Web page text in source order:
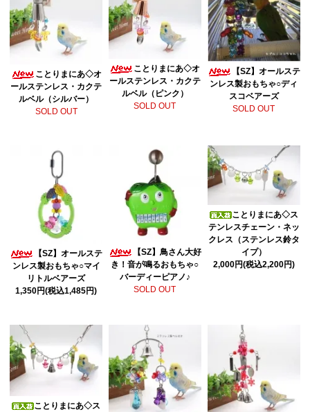
ことりまにあ◇オ
ールステンレス・カクテ
ルベル（シルバー）
SOLD OUT
ことりまにあ◇オ
ールステンレス・カクテ
ルベル（ピンク）
SOLD OUT
【SZ】オールステ
ンレス製おもちゃ○ディ
スコベアーズ
SOLD OUT
【SZ】オールステ
ンレス製おもちゃ○マイ
リトルベアーズ
1,350円(税込1,485円)
【SZ】鳥さん大好
き！音が鳴るおもちゃ○
バーディーピアノ♪
SOLD OUT
ことりまにあ◇ス
テンレスチェーン・ネッ
クレス（ステンレス鈴タ
イプ）
2,000円(税込2,200円)
ことりまにあ◇ス